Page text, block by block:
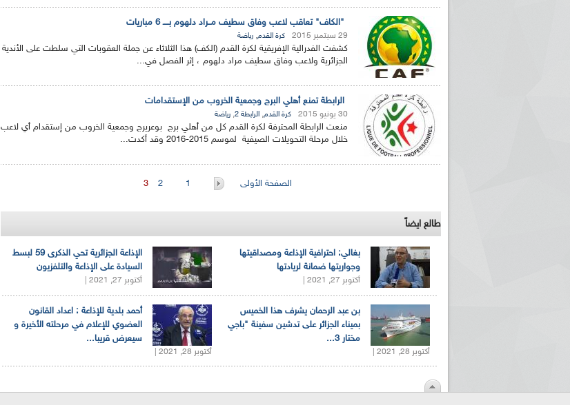
"الكاف" تعاقب لاعب وفاق سطيف مــراد دلهوم بــــ 6 مباريات
29 سبتمبر 2015 كرة القدم, رياضة
كشفت الفدرالية الإفريقية لكرة القدم (الكف) هذا الثلاثاء عن جملة العقوبات التي سلطت على الأندية
الجزائرية ولاعب وفاق سطيف مراد دلهوم ، إثر الفصل في...
الرابطة تمنع أهلي البرج وجمعية الخروب من الإستقدامات
30 يونيو 2015 كرة القدم, الرابطة 2 , رياضة
منعت الرابطة المحترفة لكرة القدم كل من أهلي برج بوعريرج وجمعية الخروب من إستقدام أي لاعب
خلال مرحلة التحويلات الصيفية لموسم 2015-2016 وقد أكدت...
الصفحة الأولى 1
2
3
طالع ايضاً
الإذاعة الجزائرية تحي الذكرى 59 لبسط
السيادة على الإذاعة والتلفزيون
أكتوبر 27, 2021 |
بغالي: احترافية الإذاعة ومصداقيتها
وجواريتها ضمانة لريادتها
أكتوبر 27, 2021 |
أحمد بلدية للإذاعة : اعداد القانون
العضوي للإعلام في مرحلته الأخيرة و
سيعرض قريبا...
أكتوبر 28, 2021 |
بن عبد الرحمان يشرف هذا الخميس
بميناء الجزائر على تدشين سفينة "باجي
مختار 3...
أكتوبر 28, 2021 |